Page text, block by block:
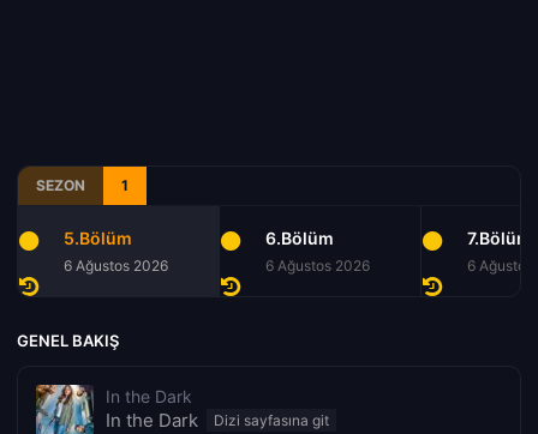
SEZON 1
5.Bölüm
6 Ağustos 2026
6.Bölüm
6 Ağustos 2026
7.Bölüm
6 Ağustos
GENEL BAKIŞ
In the Dark
In the Dark